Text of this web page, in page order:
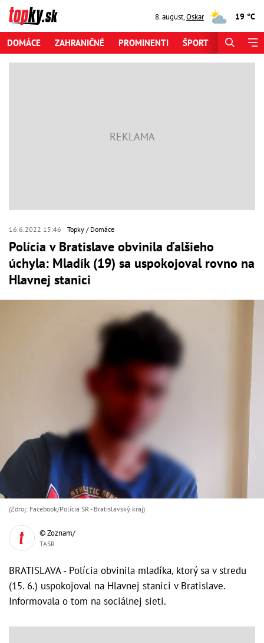
8. august,Oskar 19 °C
DOMÁCE ZAHRANIČNÉ PROMINENTI ŠPORT
16.6.2022 15:46 Topky Domáce
Polícia v Bratislave obvinila ďalšieho
úchyla: Mladík (19) sa uspokojoval rovno na
Hlavnej stanici
(Zdroj: Facebook/Polícia SR - Bratislavský kraj)
© Zoznam/
TASR
BRATISLAVA - Polícia obvinila mladíka, ktorý sa v stredu
(15. 6.) uspokojoval na Hlavnej stanici v Bratislave.
Informovala o tom na sociálnej sieti.